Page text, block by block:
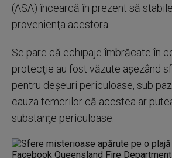
(ASA) încearcă în prezent să
provenienţa acestora.
Se pare că echipaje îmbrăcate în
protecţie au fost văzute aşezând
pentru deşeuri periculoase, sub
cauza temerilor că acestea ar
substanţe periculoase.